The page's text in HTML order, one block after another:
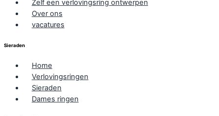
Zelf een verlovingsring ontwerpen
Over ons
vacatures
Sieraden
Home
Verlovingsringen
Sieraden
Dames ringen